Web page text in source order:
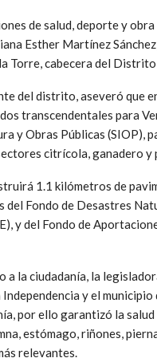
de salud, deporte y
Esther Martínez
Torre, cabecera del
del distrito, aseveró que
transcendentales para
y Obras Públicas (SIOP),
citrícola, ganadero y
1.1 kilómetros de
del Fondo de Desastres
y del Fondo de
a la ciudadanía, la
y el
por ello garantizó la
estómago, riñones,
relevantes.